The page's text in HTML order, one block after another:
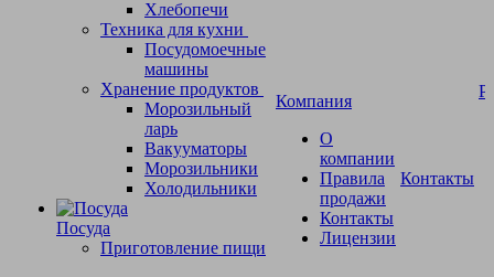
Хлебопечи
Техника для кухни
Посудомоечные
машины
Хранение продуктов
Морозильный
ларь
Вакууматоры
Морозильники
Холодильники
Посуда
Приготовление пищи
Компания
О
компании
Правила
продажи
Контакты
Лицензии
Контакты